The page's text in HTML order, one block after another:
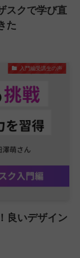
スクで学び直
た
入門編受講生の声
良いデザイン